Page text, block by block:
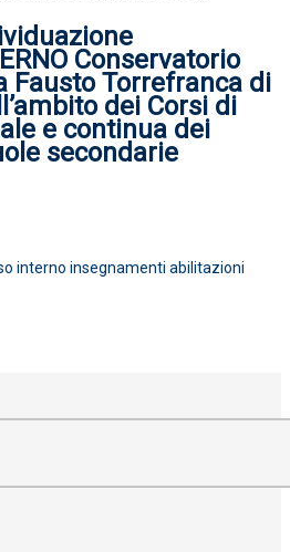
Conservatorio
Fausto Torrefranca di
dei Corsi di
e continua dei
secondarie
interno insegnamenti abilitazioni